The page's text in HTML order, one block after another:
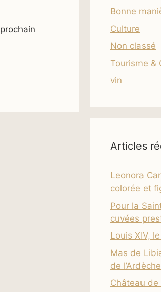
Bonne
Culture
Non classé
Tourisme &
vin
Articles
Leonora
colorée et
Pour la
cuvées
Louis XIV,
Mas de
de
Château